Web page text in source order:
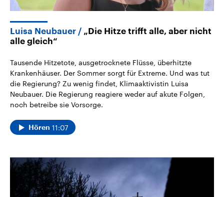
Luisa Neubauer
„Die Hitze trifft alle, aber nicht
alle gleich“
Tausende Hitzetote, ausgetrocknete Flüsse, überhitzte
Krankenhäuser. Der Sommer sorgt für Extreme. Und was tut
die Regierung? Zu wenig findet, Klimaaktivistin Luisa
Neubauer. Die Regierung reagiere weder auf akute Folgen,
noch betreibe sie Vorsorge.
Hören 11:07